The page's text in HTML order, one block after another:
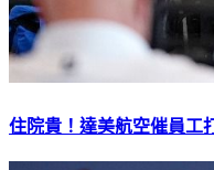
住院貴！達美航空催員